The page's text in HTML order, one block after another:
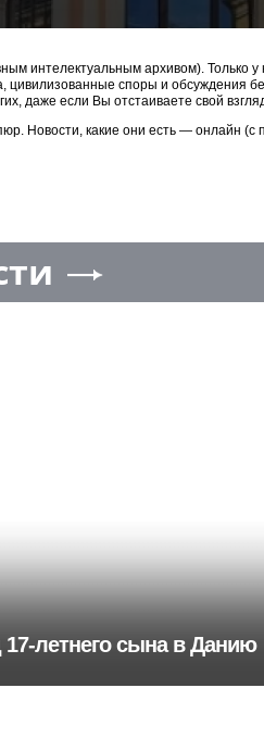
интелектуальным архивом). Только у
цивилизованные споры и обсуждения
даже если Вы отстаиваете свой
Новости, какие они есть — онлайн (с
17-летнего сына в Данию